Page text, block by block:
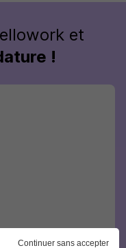
et
!
Continuer sans accepter